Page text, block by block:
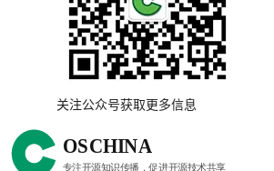
关注公众号获取更多信息